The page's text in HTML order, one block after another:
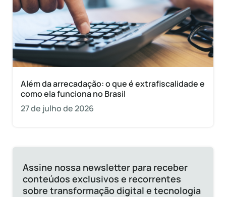
Além da arrecadação: o que é extrafiscalidade e
como ela funciona no Brasil
27 de julho de 2026
Assine nossa newsletter para receber
conteúdos exclusivos e recorrentes
sobre transformação digital e tecnologia